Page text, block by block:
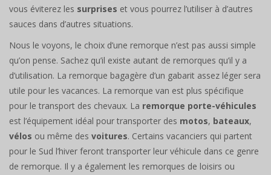
vous éviterez les surprises et vous pourrez l’utiliser à d’autres
sauces dans d’autres situations.
Nous le voyons, le choix d’une remorque n’est pas aussi simple
qu’on pense. Sachez qu’il existe autant de remorques qu’il y a
d’utilisation. La remorque bagagère d’un gabarit assez léger sera
utile pour les vacances. La remorque van est plus spécifique
pour le transport des chevaux. La remorque porte-véhicules
est l’équipement idéal pour transporter des motos, bateaux,
vélos ou même des voitures. Certains vacanciers qui partent
pour le Sud l’hiver feront transporter leur véhicule dans ce genre
de remorque. Il y a également les remorques de loisirs ou